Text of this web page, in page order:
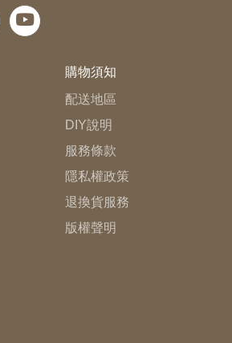
購物須知
配送地區
DIY說明
服務條款
隱私權政策
退換貨服務
版權聲明